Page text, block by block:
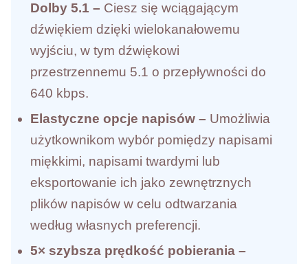
Dolby 5.1 – Ciesz się wciągającym
dźwiękiem dzięki wielokanałowemu
wyjściu, w tym dźwiękowi
przestrzennemu 5.1 o przepływności do
640 kbps.
Elastyczne opcje napisów – Umożliwia
użytkownikom wybór pomiędzy napisami
miękkimi, napisami twardymi lub
eksportowanie ich jako zewnętrznych
plików napisów w celu odtwarzania
według własnych preferencji.
5× szybsza prędkość pobierania –